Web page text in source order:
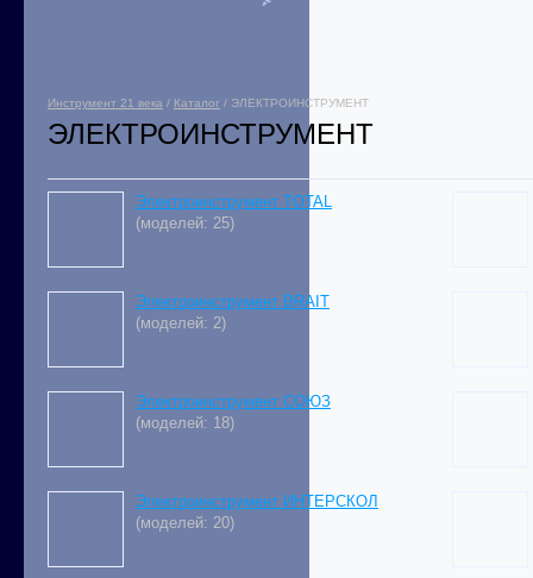
Инструмент 21 века / Каталог / ЭЛЕКТРОИНСТРУМЕНТ
ЭЛЕКТРОИНСТРУМЕНТ
Электроинструмент TOTAL
(моделей: 25)
Электроинструмент BRAIT
(моделей: 2)
Электроинструмент СОЮЗ
(моделей: 18)
Электроинструмент ИНТЕРСКОЛ
(моделей: 20)